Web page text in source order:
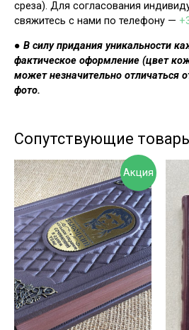
среза). Для согласования
свяжитесь с нами по телефону —
● В силу придания уникальности
фактическое оформление (цвет
может незначительно отличаться
фото.
Сопутствующие
Акция